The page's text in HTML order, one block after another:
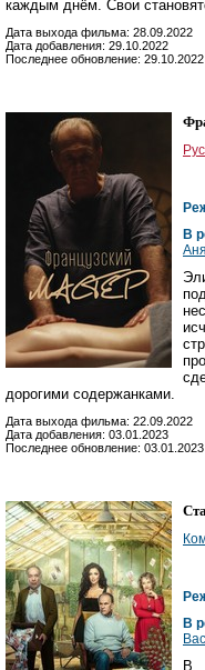
каждым днём. Свои
Дата выхода фильма: 28.09.2022
Дата добавления: 29.10.2022
Последнее обновление: 29.10.2022
В
дорогими содержанками.
Дата выхода фильма: 22.09.2022
Дата добавления: 03.01.2023
Последнее обновление: 03.01.2023
В
В